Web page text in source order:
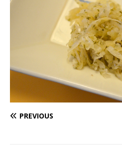
PREVIOUS